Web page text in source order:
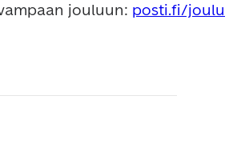
jouluun: posti.fi/joulu